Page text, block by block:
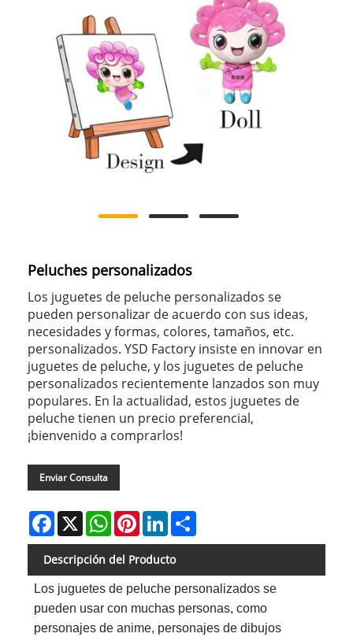
Peluches personalizados
Los juguetes de peluche personalizados se
pueden personalizar de acuerdo con sus ideas,
necesidades y formas, colores, tamaños, etc.
personalizados. YSD Factory insiste en innovar en
juguetes de peluche, y los juguetes de peluche
personalizados recientemente lanzados son muy
populares. En la actualidad, estos juguetes de
peluche tienen un precio preferencial,
¡bienvenido a comprarlos!
Enviar Consulta
Facebook
X WhatsAppPinterestLinkedIn
Descripción del Producto
Los juguetes de peluche personalizados se
pueden usar con muchas personas, como
personajes de anime, personajes de dibujos